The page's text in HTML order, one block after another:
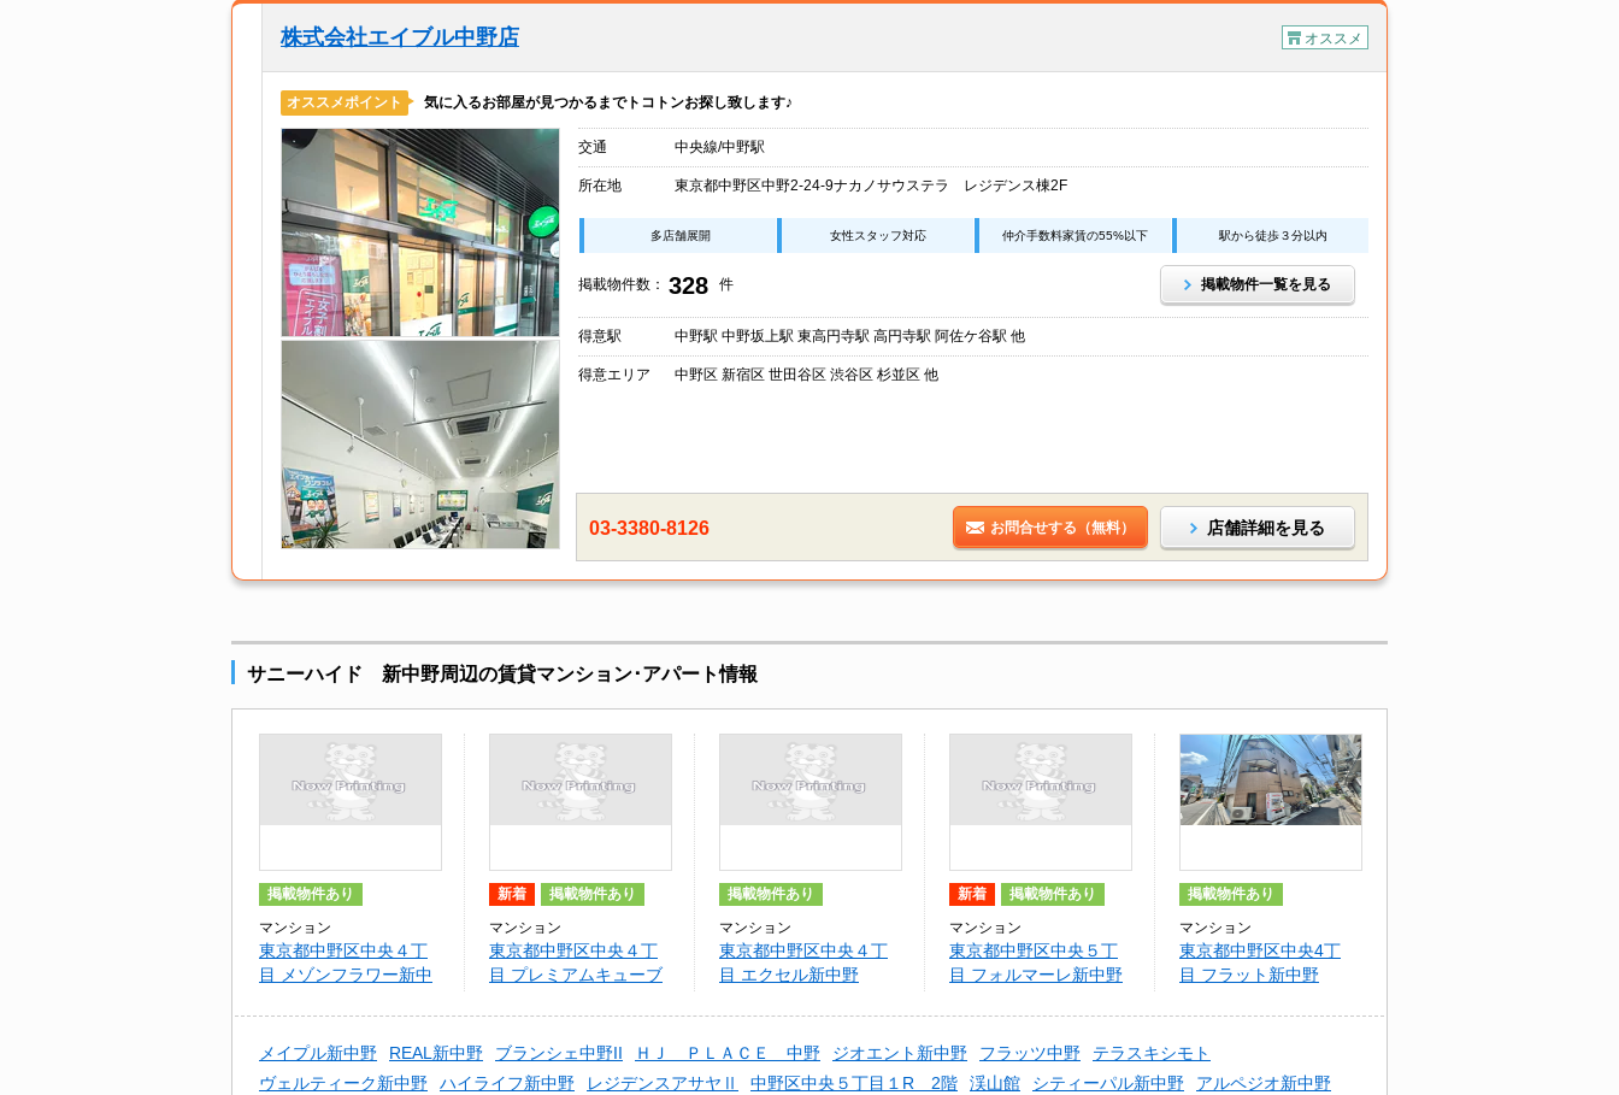
株式会社エイブル中野店 オススメ
オススメポイント 気に入るお部屋が見つかるまでトコトンお探し致します♪
交通 中央線/中野駅
所在地 東京都中野区中野2-24-9ナカノサウステラ レジデンス棟2F
多店舗展開 女性スタッフ対応 仲介手数料家賃の55%以下 駅から徒歩３分以内
掲載物件数： 328 件 掲載物件一覧を見る
得意駅 中野駅 中野坂上駅 東高円寺駅 高円寺駅 阿佐ケ谷駅 他
得意エリア 中野区 新宿区 世田谷区 渋谷区 杉並区 他
03-3380-8126 お問合せする（無料） 店舗詳細を見る
サニーハイド 新中野周辺の賃貸マンション･アパート情報
掲載物件あり
マンション
東京都中野区中央４丁
目 メゾンフラワー新中
新着 掲載物件あり
マンション
東京都中野区中央４丁
目 プレミアムキューブ
掲載物件あり
マンション
東京都中野区中央４丁
目 エクセル新中野
新着 掲載物件あり
マンション
東京都中野区中央５丁
目 フォルマーレ新中野
掲載物件あり
マンション
東京都中野区中央4丁
目 フラット新中野
メイプル新中野 REAL新中野 ブランシェ中野II ＨＪ ＰＬＡＣＥ 中野 ジオエント新中野 フラッツ中野
テラスキシモト
ヴェルティーク新中野
ハイライフ新中野 レジデンスアサヤⅡ 中野区中央５丁目１R 2階 渓山館 シティーパル新中野
アルペジオ新中野